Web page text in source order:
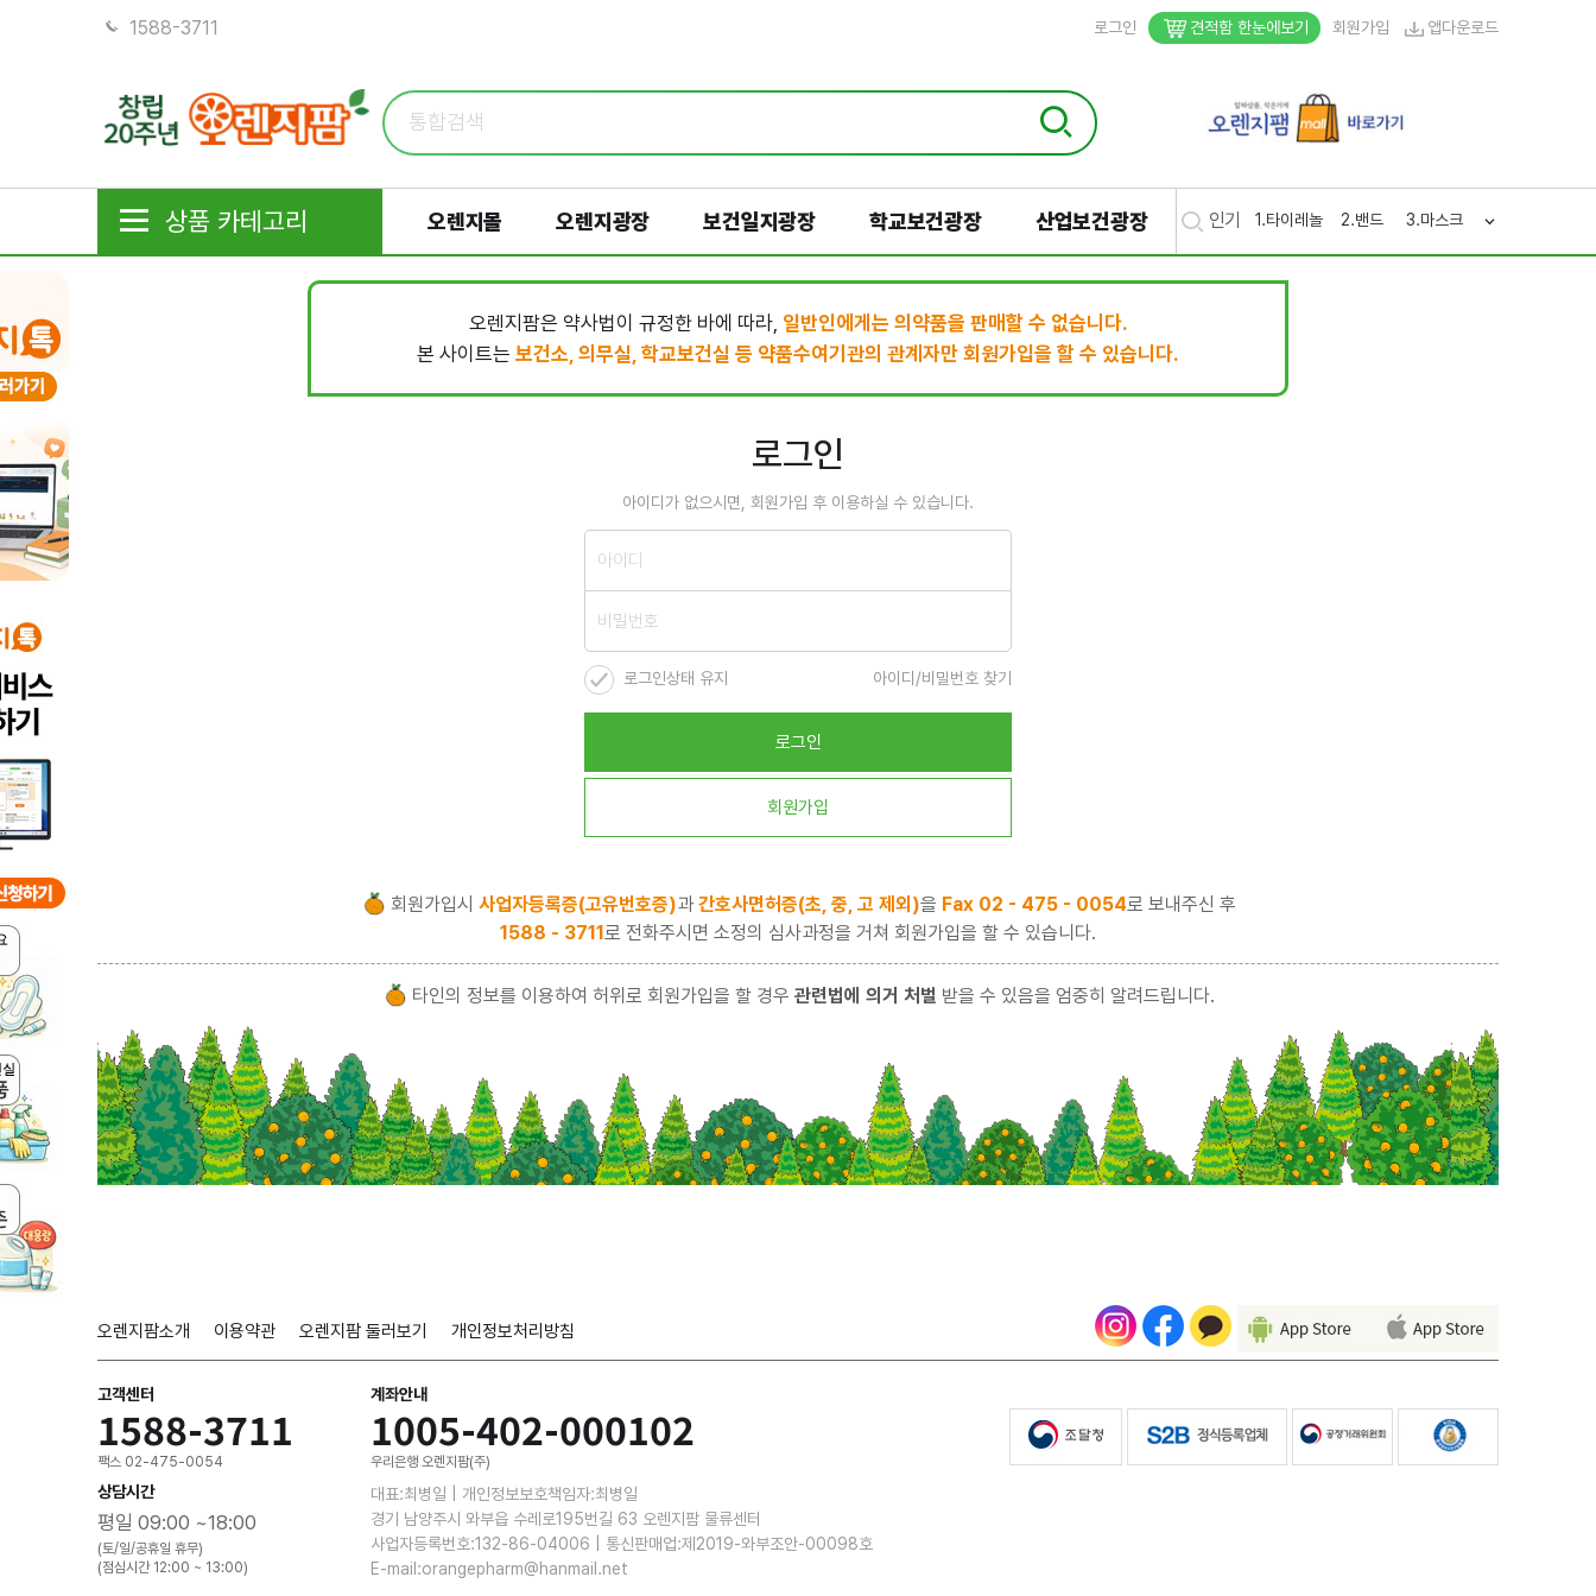
1588-3711 로그인 견적함 한눈에보기 회원가입 앱다운로드
상품 카테고리 오렌지몰 오렌지광장 보건일지광장 학교보건광장 산업보건광장 인기 1.타이레놀 2.밴드 3.마스크 4.
오렌지팜은 약사법이 규정한 바에 따라, 일반인에게는 의약품을 판매할 수 없습니다.
본 사이트는 보건소, 의무실, 학교보건실 등 약품수여기관의 관계자만 회원가입을 할 수 있습니다.
로그인
아이디가 없으시면, 회원가입 후 이용하실 수 있습니다.
로그인상태 유지 아이디/비밀번호 찾기
로그인
회원가입
회원가입시 사업자등록증(고유번호증)과간호사면허증(초, 중, 고 제외)을 Fax 02 - 475 - 0054로 보내주신 후
1588 - 3711로 전화주시면 소정의 심사과정을 거쳐 회원가입을 할 수 있습니다.
타인의 정보를 이용하여 허위로 회원가입을 할 경우 관련법에 의거 처벌 받을 수 있음을 엄중히 알려드립니다.
오렌지팜소개 이용약관 오렌지팜 둘러보기 개인정보처리방침
고객센터
1588-3711
팩스 02-475-0054
상담시간
평일 09:00 ~18:00
(토/일/공휴일 휴무)
(점심시간 12:00 ~ 13:00)
계좌안내
1005-402-000102
우리은행 오렌지팜(주)
대표:최병일 | 개인정보보호책임자:최병일
경기 남양주시 와부읍 수레로195번길 63 오렌지팜 물류센터
사업자등록번호:132-86-04006 | 통신판매업:제2019-와부조안-00098호
E-mail:orangepharm@hanmail.net